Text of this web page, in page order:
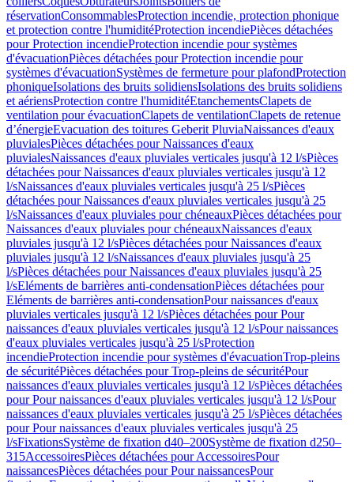
réservationConsommablesProtection incendie, protection phonique
et protection contre l'humiditéProtection incendiePièces détachées
pour Protection incendieProtection incendie pour systèmes
d'évacuationPièces détachées pour Protection incendie pour
systèmes d'évacuationSystèmes de fermeture pour plafondProtection
phoniqueIsolations des bruits solidiensIsolations des bruits solidiens
et aériensProtection contre l'humiditéEtanchementsClapets de
ventilation pour évacuationClapets de ventilationClapets de retenue
d’énergieEvacuation des toitures Geberit PluviaNaissances d'eaux
pluvialesPièces détachées pour Naissances d'eaux
pluvialesNaissances d'eaux pluviales verticales jusqu'à 12 l/sPièces
détachées pour Naissances d'eaux pluviales verticales jusqu'à 12
l/sNaissances d'eaux pluviales verticales jusqu'à 25 l/sPièces
détachées pour Naissances d'eaux pluviales verticales jusqu'à 25
l/sNaissances d'eaux pluviales pour chéneauxPièces détachées pour
Naissances d'eaux pluviales pour chéneauxNaissances d'eaux
pluviales jusqu'à 12 l/sPièces détachées pour Naissances d'eaux
pluviales jusqu'à 12 l/sNaissances d'eaux pluviales jusqu'à 25
l/sPièces détachées pour Naissances d'eaux pluviales jusqu'à 25
l/sEléments de barrières anti-condensationPièces détachées pour
Eléments de barrières anti-condensationPour naissances d'eaux
pluviales verticales jusqu'à 12 l/sPièces détachées pour Pour
naissances d'eaux pluviales verticales jusqu'à 12 l/sPour naissances
d'eaux pluviales verticales jusqu'à 25 l/sProtection
incendieProtection incendie pour systèmes d'évacuationTrop-pleins
de sécuritéPièces détachées pour Trop-pleins de sécuritéPour
naissances d'eaux pluviales verticales jusqu'à 12 l/sPièces détachées
pour Pour naissances d'eaux pluviales verticales jusqu'à 12 l/sPour
naissances d'eaux pluviales verticales jusqu'à 25 l/sPièces détachées
pour Pour naissances d'eaux pluviales verticales jusqu'à 25
l/sFixationsSystème de fixation d40–200Système de fixation d250–
315AccessoiresPièces détachées pour AccessoiresPour
naissancesPièces détachées pour Pour naissancesPour